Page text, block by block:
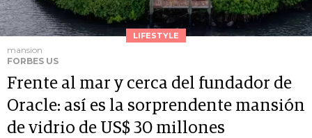
LIFESTYLE
mansion
FORBES US
Frente al mar y cerca del fundador de
Oracle: así es la sorprendente mansión
de vidrio de US$ 30 millones